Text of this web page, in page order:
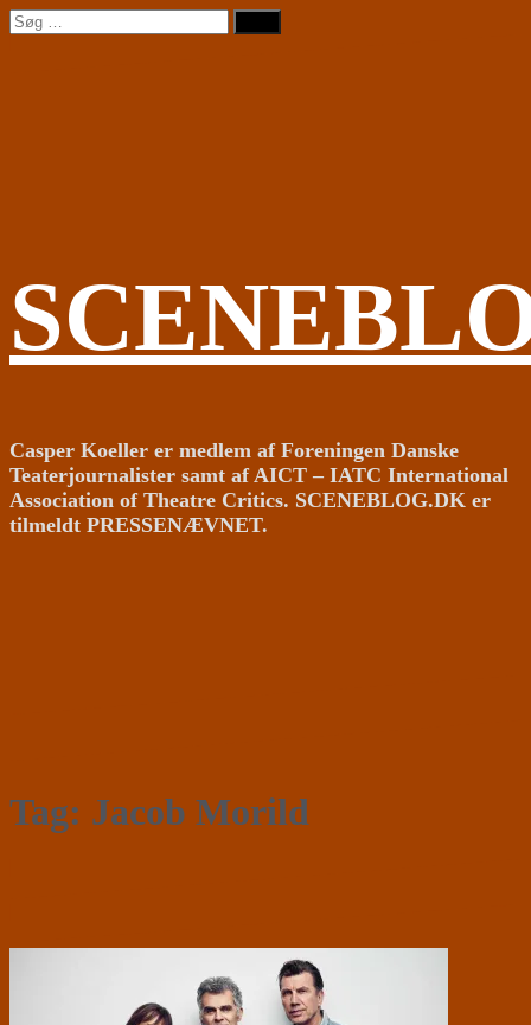
Videre
til
Søg
efter:
Casper Koeller er medlem af Foreningen Danske
Teaterjournalister samt af AICT – IATC International
Association of Theatre Critics. SCENEBLOG.DK er
tilmeldt PRESSENÆVNET.
Tag: Jacob Morild